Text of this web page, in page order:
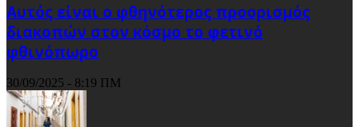
Αυτός είναι ο φθηνότερος προορισμός
διακοπών στον κόσμο το φετινό
φθινόπωρο
30/09/2025 - 8:19 ΠΜ